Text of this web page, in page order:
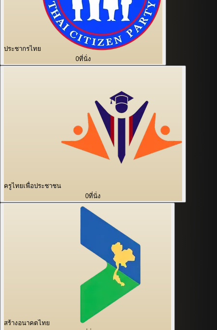
ประชากรไทย
0ที่นั่ง
ครูไทยเพื่อประชาชน
0ที่นั่ง
สร้างอนาคตไทย